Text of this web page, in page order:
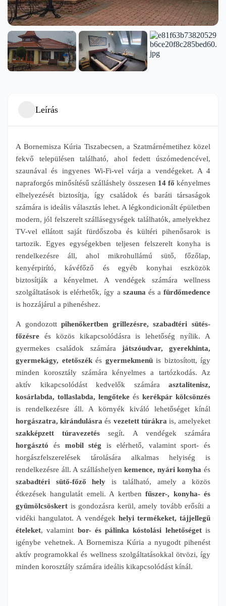
Leírás
A Bornemisza Kúria Tiszabecsen, a Szatmárnémetihez közel
fekvő településen található, ahol fedett úszómedencével,
szaunával és ingyenes Wi-Fi-vel várja a vendégeket. A 4
napraforgós minősítésű szálláshely összesen 14 fő kényelmes
elhelyezését biztosítja, így családok és baráti társaságok
számára is ideális választás lehet. A légkondicionált épületben
modern, jól felszerelt szállásegységek találhatók, amelyekhez
TV-vel ellátott saját fürdőszoba és kültéri pihenősarok is
tartozik. Egyes egységekben teljesen felszerelt konyha is
rendelkezésre áll, ahol mikrohullámú sütő, főzőlap,
kenyérpirító, kávéfőző és egyéb konyhai eszközök
biztosítják a kényelmet. A vendégek számára wellness
szolgáltatások is elérhetők, így a szauna és a fürdőmedence
is hozzájárul a pihenéshez.
A gondozottpihenőkertben grillezésre, szabadtéri sütés-
főzésre és közös kikapcsolódásra is lehetőség nyílik. A
gyermekes családok számára játszóudvar, gyerekhinta,
gyermekágy, etetőszékés gyermekmenüis biztosított, így
minden korosztály számára kényelmes a tartózkodás. Az
aktív kikapcsolódást kedvelők számára asztalitenisz,
kosárlabda, tollaslabda, lengőteke és kerékpár kölcsönzés
is rendelkezésre áll. A környék kiváló lehetőséget kínál
horgászatra, kirándulásra és vezetett túrákra is, amelyeket
szakképzett túravezetés segít. A vendégek számára
horgásztó és mobil stég is elérhető, valamint sport- és
horgászfelszerelések tárolására alkalmas helyiség is
rendelkezésre áll. A szálláshelyenkemence, nyári konyhaés
szabadtéri sütő-főző hely is található, amely a közös
étkezések hangulatát emeli. A kertbenfűszer-, konyha- és
gyümölcsöskert is gondozásra kerül, amely tovább erősíti a
vidéki hangulatot. A vendégek helyi termékeket, tájjellegű
ételeket, valamint bor- és pálinka kóstolási lehetőségetis
igénybe vehetnek. A Bornemisza Kúria a nyugodt pihenést
aktív programokkal és wellness szolgáltatásokkal ötvözi, így
minden korosztály számára ideális kikapcsolódást kínál.